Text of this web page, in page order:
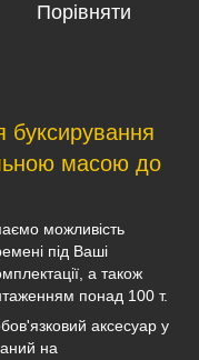
Порівняти
буксирування
масою до
можливість
під Ваші
а також
понад 100 т.
аксесуар у
на